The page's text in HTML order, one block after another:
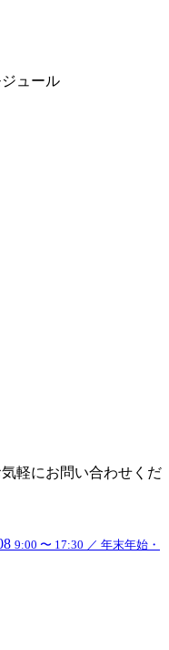
ュール
軽にお問い合わせくだ
9:00 〜 17:30 ／ 年末年始・